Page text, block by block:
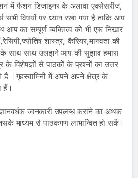
में फैशन डिजाइनर के अलावा एक्सेसरीज,
सभी विषयों पर ध्यान रखा गया है ताकि आप
का सम्पूर्ण व्यक्तित्व को भी एक निखार
शास्त्र, कैरियर,मानवता की
साथ साथ उलझने आप की सुझाव हमारा
विशेषज्ञों से पाठकों के प्रश्नों का उत्तर
।गृहस्वामिनी में अपने अपने क्षेत्र के
हैं।
जानकारी उपलब्ध कराने का अथक
माध्यम से पाठकगण लाभान्वित हो सकें।